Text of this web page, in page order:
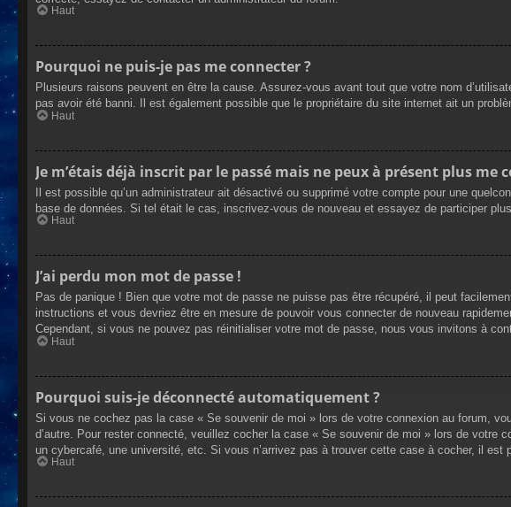
Haut
Pourquoi ne puis-je pas me connecter ?
Plusieurs raisons peuvent en être la cause. Assurez-vous avant tout que votre nom
pas avoir été banni. Il est également possible que le propriétaire du site internet ait un
Haut
Je m’étais déjà inscrit par le passé mais ne peux à présent plus me
Il est possible qu’un administrateur ait désactivé ou supprimé votre compte pour une
base de données. Si tel était le cas, inscrivez-vous de nouveau et essayez de participer
Haut
J’ai perdu mon mot de passe !
Pas de panique ! Bien que votre mot de passe ne puisse pas être récupéré, il peut
instructions et vous devriez être en mesure de pouvoir vous connecter de nouveau
Cependant, si vous ne pouvez pas réinitialiser votre mot de passe, nous vous invitons à
Haut
Pourquoi suis-je déconnecté automatiquement ?
Si vous ne cochez pas la case « Se souvenir de moi » lors de votre connexion au forum,
d’autre. Pour rester connecté, veuillez cocher la case « Se souvenir de moi » lors de votre
un cybercafé, une université, etc. Si vous n’arrivez pas à trouver cette case à cocher, il est
Haut